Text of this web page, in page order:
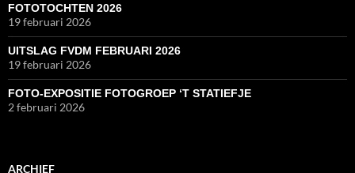
FOTOTOCHTEN 2026
19 februari 2026
UITSLAG FVDM FEBRUARI 2026
19 februari 2026
FOTO-EXPOSITIE FOTOGROEP ‘T STATIEFJE
2 februari 2026
ARCHIEF